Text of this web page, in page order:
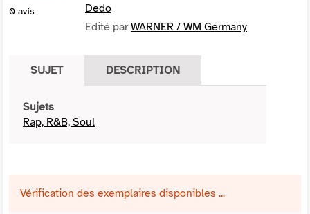
0 avis
Dedo
Edité parWARNER / WM Germany
SUJET DESCRIPTION
Sujets
Rap, R&B, Soul
Vérification des exemplaires disponibles ...